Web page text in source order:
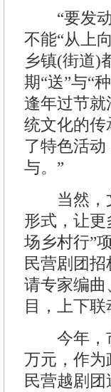
“要发动
不能“从上
乡镇(街道)
期“送”与“
逢年过节
统文化的传
了特色活
与。”
当然，文
形式，让
场乡村行”
民营剧团
请专家编
目，上下联
今年，市
万元，作
民营越剧